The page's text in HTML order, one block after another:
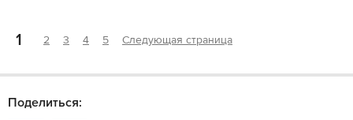
1 2 3 4 5 Следующая страница
Поделиться: